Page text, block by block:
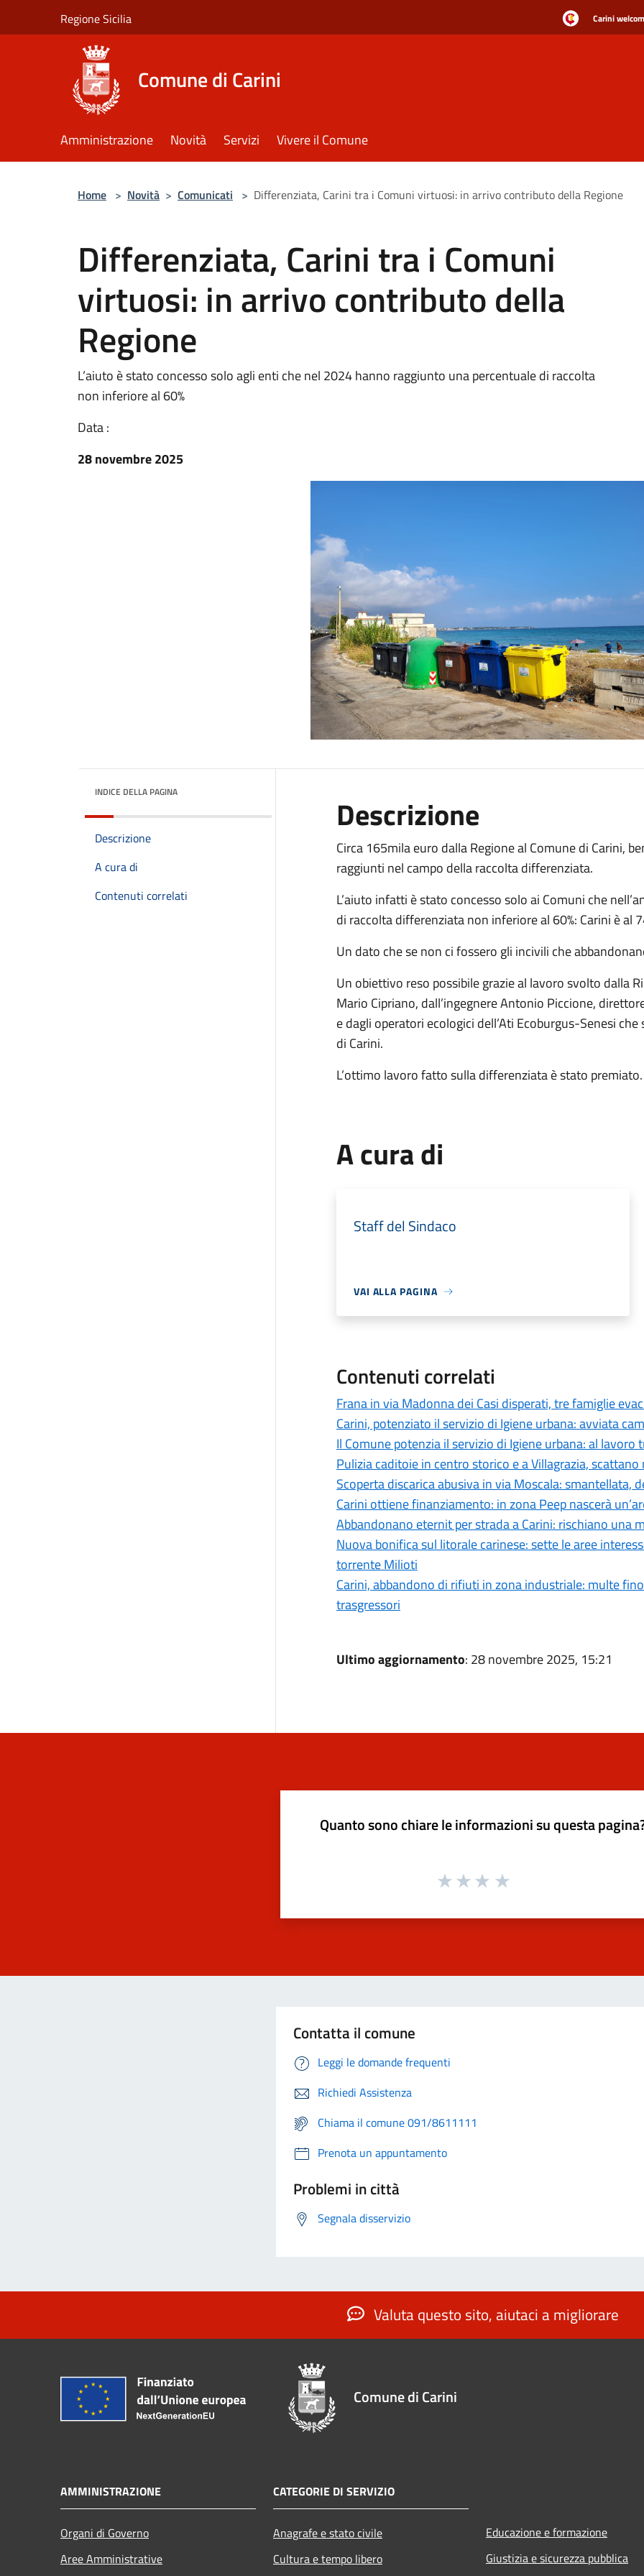
Regione Sicilia Carini
Comune di Carini
Amministrazione Novità Servizi Vivere il Comune
Home > Novità > Comunicati > Differenziata, Carini tra i Comuni virtuosi: in arrivo contributo della Regione
Differenziata, Carini tra i Comuni
virtuosi: in arrivo contributo della
Regione
L’aiuto è stato concesso solo agli enti che nel 2024 hanno raggiunto una percentuale di raccolta
non inferiore al 60%
Data :
28 novembre 2025
INDICE DELLA PAGINA
Descrizione
A cura di
Contenuti correlati
Descrizione
Circa 165mila euro dalla Regione al Comune di Carini,
raggiunti nel campo della raccolta differenziata.
L’aiuto infatti è stato concesso solo ai Comuni che
di raccolta differenziata non inferiore al 60%: Carini è al
Un dato che se non ci fossero gli incivili che
Un obiettivo reso possibile grazie al lavoro svolto dalla
Mario Cipriano, dall’ingegnere Antonio Piccione,
e dagli operatori ecologici dell’Ati Ecoburgus-Senesi
di Carini.
L’ottimo lavoro fatto sulla differenziata è stato premiato.
A cura di
Staff del Sindaco
VAI ALLA PAGINA
Contenuti correlati
Frana in via Madonna dei Casi disperati, tre famiglie
Carini, potenziato il servizio di Igiene urbana: avviata
Il Comune potenzia il servizio di Igiene urbana: al lavoro
Pulizia caditoie in centro storico e a Villagrazia,
Scoperta discarica abusiva in via Moscala: smantellata,
Carini ottiene finanziamento: in zona Peep nascerà
Abbandonano eternit per strada a Carini: rischiano una
Nuova bonifica sul litorale carinese: sette le aree
torrente Milioti
Carini, abbandono di rifiuti in zona industriale: multe
trasgressori
Ultimo aggiornamento: 28 novembre 2025, 15:21
Quanto sono chiare le informazioni su questa
Contatta il comune
Leggi le domande frequenti
Richiedi Assistenza
Chiama il comune 091/8611111
Prenota un appuntamento
Problemi in città
Segnala disservizio
Valuta questo sito, aiutaci a migliorare
Comune di Carini
AMMINISTRAZIONE
Organi di Governo
Aree Amministrative
CATEGORIE DI SERVIZIO
Anagrafe e stato civile
Cultura e tempo libero
Educazione e formazione
Giustizia e sicurezza pubblica